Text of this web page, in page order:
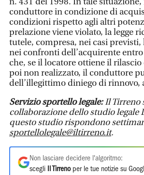
conduttore in condizione di
condizioni rispetto agli altri
prelazione viene violato, la legge
tutele, compresa, nei casi
nei confronti dell’acquirente
che, se il locatore ottiene il
poi non realizzato, il conduttore
dell’illegittimo diniego di
Servizio sportello legale:Il Tirreno
collaborazione dello studio
questo studio rispondono
sportellolegale@iltirreno.it.
Non lasciare decidere l'algoritmo:
scegli
Il Tirrenoper le tue notizie su